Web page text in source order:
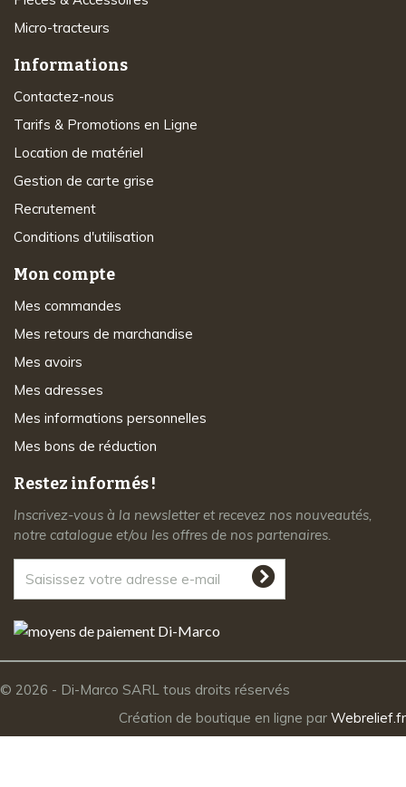
Micro-tracteurs
Informations
Contactez-nous
Tarifs & Promotions en Ligne
Location de matériel
Gestion de carte grise
Recrutement
Conditions d'utilisation
Mon compte
Mes commandes
Mes retours de marchandise
Mes avoirs
Mes adresses
Mes informations personnelles
Mes bons de réduction
Restez informés !
Inscrivez-vous à la newsletter et recevez nos nouveautés,
notre catalogue et/ou les offres de nos partenaires.
© 2026 - Di-Marco SARL tous droits réservés
Création de boutique en ligne par Webrelief.fr